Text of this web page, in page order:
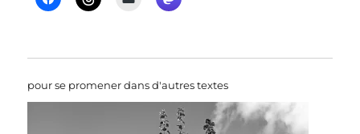
pour se promener dans d'autres textes